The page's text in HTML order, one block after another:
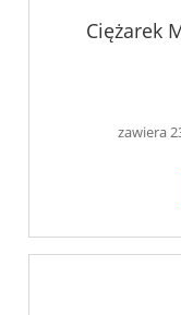
Ciężarek
zawiera